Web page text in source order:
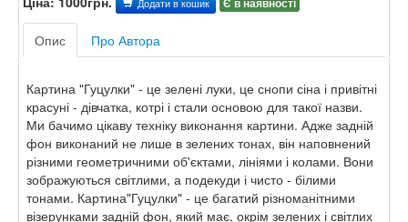
Додати в кошик Є в наявності
Опис Про Автора
Картина "Гуцулки" - це зелені луки, це снопи сіна і привітні
красуні - дівчатка, котрі і стали основою для такої назви.
Ми бачимо цікаву техніку виконання картини. Адже задній
фон виконаний не лише в зелених тонах, він наповнений
різними геометричними об'єктами, лініями і колами. Вони
зображуються світлими, а подекуди і чисто - білими
тонами. Картина"Гуцулки" - це багатий різноманітними
візерунками задній фон, який має, окрім зелених і світлих